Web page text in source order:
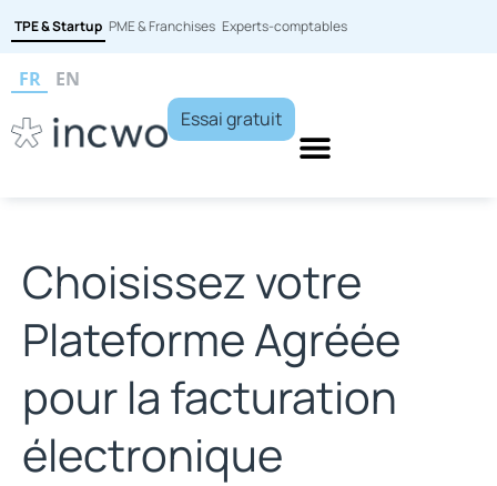
TPE & Startup PME & Franchises Experts-comptables
FR
EN
Essai gratuit
Choisissez votre
Plateforme Agréée
pour la facturation
électronique